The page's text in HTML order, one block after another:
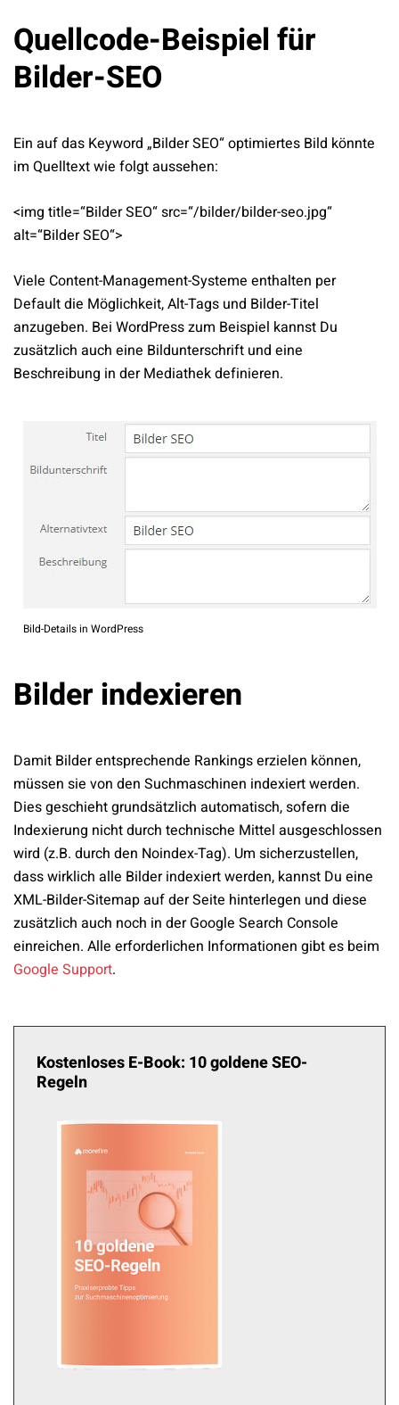
Quellcode-Beispiel für
Bilder-SEO
Ein auf das Keyword „Bilder SEO“ optimiertes Bild könnte
im Quelltext wie folgt aussehen:
<img title=“Bilder SEO“ src=“/bilder/bilder-seo.jpg“
alt=“Bilder SEO“>
Viele Content-Management-Systeme enthalten per
Default die Möglichkeit, Alt-Tags und Bilder-Titel
anzugeben. Bei WordPress zum Beispiel kannst Du
zusätzlich auch eine Bildunterschrift und eine
Beschreibung in der Mediathek definieren.
Bild-Details in WordPress
Bilder indexieren
Damit Bilder entsprechende Rankings erzielen können,
müssen sie von den Suchmaschinen indexiert werden.
Dies geschieht grundsätzlich automatisch, sofern die
Indexierung nicht durch technische Mittel ausgeschlossen
wird (z.B. durch den Noindex-Tag). Um sicherzustellen,
dass wirklich alle Bilder indexiert werden, kannst Du eine
XML-Bilder-Sitemap auf der Seite hinterlegen und diese
zusätzlich auch noch in der Google Search Console
einreichen. Alle erforderlichen Informationen gibt es beim
Google Support.
Kostenloses E-Book: 10 goldene SEO-
Regeln